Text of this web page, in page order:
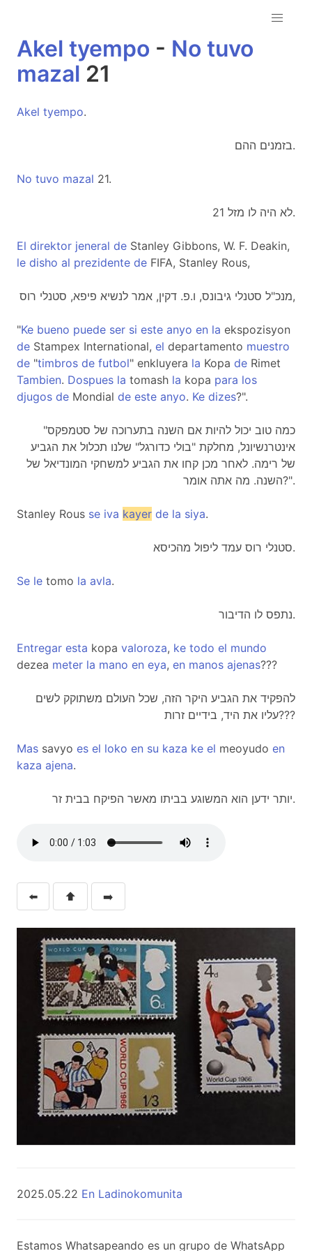
Akel tyempo - No tuvo
mazal 21
Akel tyempo.
בזמנים ההם.
No tuvo mazal 21.
לא היה לו מזל 21.
El direktor jeneral de Stanley Gibbons, W. F. Deakin,
le disho al prezidente de FIFA, Stanley Rous,
מנכ"ל סטנלי גיבונס, ו.פ. דקין, אמר לנשיא פיפא, סטנלי רוס,
"Ke bueno puede ser si este anyo en la ekspozisyon
de Stampex International, el departamento muestro
de "timbros de futbol" enkluyera la Kopa de Rimet
Tambien. Dospues la tomash la kopa para los
djugos de Mondial de este anyo. Ke dizes?".
"כמה טוב יכול להיות אם השנה בתערוכה של סטמפקס
אינטרנשיונל, מחלקת "בולי כדורגל" שלנו תכלול את הגביע
של רימה. לאחר מכן קחו את הגביע למשחקי המונדיאל של
השנה. מה אתה אומר?".
Stanley Rous se iva kayer de la siya.
סטנלי רוס עמד ליפול מהכיסא.
Se le tomo la avla.
נתפס לו הדיבור.
Entregar esta kopa valoroza, ke todo el mundo
dezea meter la mano en eya, en manos ajenas???
להפקיד את הגביע היקר הזה, שכל העולם משתוקק לשים
עליו את היד, בידיים זרות???
Mas savyo es el loko en su kaza ke el meoyudo en
kaza ajena.
יותר ידען הוא המשוגע בביתו מאשר הפיקח בבית זר.
⬅️ ⬆️ ➡️
2025.05.22 En Ladinokomunita
Estamos Whatsapeando es un grupo de WhatsApp